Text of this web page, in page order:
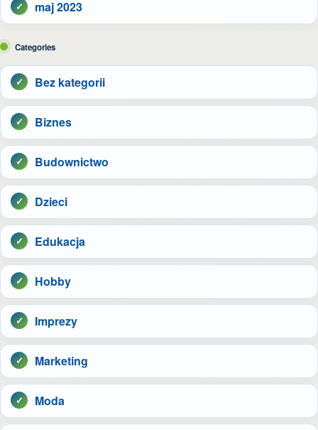
maj 2023
Categories
Bez kategorii
Biznes
Budownictwo
Dzieci
Edukacja
Hobby
Imprezy
Marketing
Moda